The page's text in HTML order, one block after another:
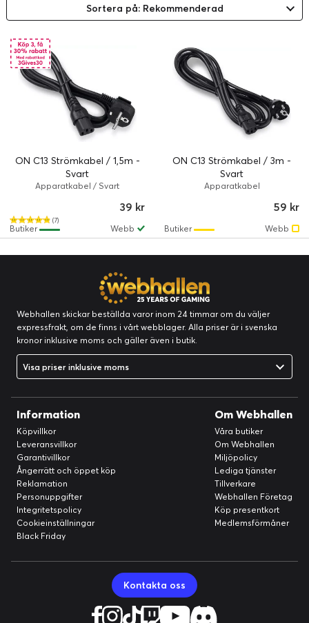
Sortera på: Rekommenderad
ON C13 Strömkabel / 1,5m -
Svart
Apparatkabel / Svart
(7)
39 kr
Webb
Butiker
ON C13 Strömkabel / 3m -
Svart
Apparatkabel
59 kr
Webb
Butiker
Webhallen skickar beställda varor inom 24 timmar om du väljer
expressfrakt, om de finns i vårt webblager. Alla priser är i svenska
kronor inklusive moms och gäller även i butik.
Visa priser inklusive moms
Information
Köpvillkor
Leveransvillkor
Garantivillkor
Ångerrätt och öppet köp
Reklamation
Personuppgifter
Integritetspolicy
Cookieinställningar
Black Friday
Om Webhallen
Våra butiker
Om Webhallen
Miljöpolicy
Lediga tjänster
Tillverkare
Webhallen Företag
Köp presentkort
Medlemsförmåner
Kontakta oss